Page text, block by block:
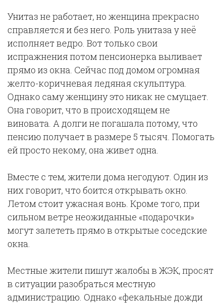
Унитаз не работает, но женщина прекрасно
справляется и без него. Роль унитаза у неё
исполняет ведро. Вот только свои
испражнения потом пенсионерка выливает
прямо из окна. Сейчас под домом огромная
желто-коричневая ледяная скульптура.
Однако саму женщину это никак не смущает.
Она говорит, что в происходящем не
виновата. А долги не погашала потому, что
пенсию получает в размере 5 тысяч. Помогать
ей просто некому, она живет одна.
Вместе с тем, жители дома негодуют. Один из
них говорит, что боится открывать окно.
Летом стоит ужасная вонь. Кроме того, при
сильном ветре неожиданные «подарочки»
могут залететь прямо в открытые соседские
окна.
Местные жители пишут жалобы в ЖЭК, просят
в ситуации разобраться местную
администрацию. Однако «фекальные дожди